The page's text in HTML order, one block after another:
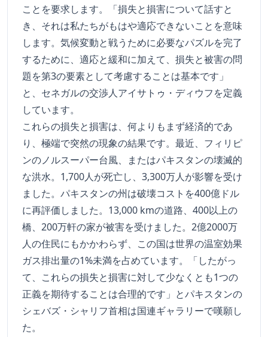
ことを要求します。「損失と損害について話すと
き、それは私たちがもはや適応できないことを意味
します。気候変動と戦うために必要なパズルを完了
するために、適応と緩和に加えて、損失と被害の問
題を第3の要素として考慮することは基本です」
と、セネガルの交渉人アイサトゥ・ディウフを定義
しています。
これらの損失と損害は、何よりもまず経済的であ
り、極端で突然の現象の結果です。最近、フィリピ
ンのノルスーパー台風、またはパキスタンの壊滅的
な洪水。1,700人が死亡し、3,300万人が影響を受け
ました。パキスタンの州は破壊コストを400億ドル
に再評価しました。13,000 kmの道路、400以上の
橋、200万軒の家が被害を受けました。2億2000万
人の住民にもかかわらず、この国は世界の温室効果
ガス排出量の1%未満を占めています。「したがっ
て、これらの損失と損害に対して少なくとも1つの
正義を期待することは合理的です」とパキスタンの
シェバズ・シャリフ首相は国連ギャラリーで嘆願し
た。